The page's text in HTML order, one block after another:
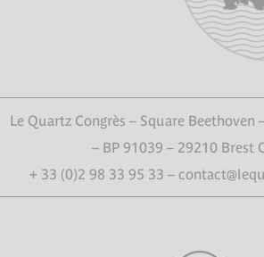
Le Quartz Congrès – Square Beethoven
– BP 91039 – 29210 Brest
+ 33 (0)2 98 33 95 33 –